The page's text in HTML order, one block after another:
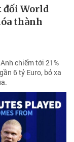
đối World
thành
chiếm tới 21%
6 tỷ Euro, bỏ xa